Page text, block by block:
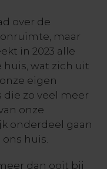
over de
maar
in 2023 alle
wat zich uit
eigen
zo veel meer
onze
onderdeel gaan
huis.
dan ooit bij